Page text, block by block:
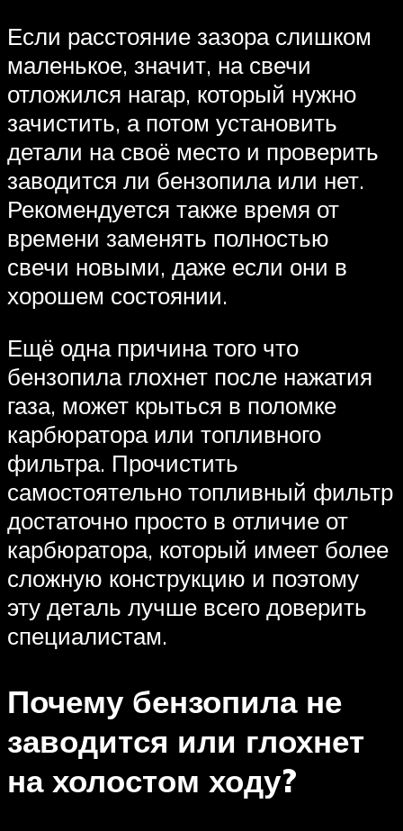
Если расстояние зазора слишком
маленькое, значит, на свечи
отложился нагар, который нужно
зачистить, а потом установить
детали на своё место и проверить
заводится ли бензопила или нет.
Рекомендуется также время от
времени заменять полностью
свечи новыми, даже если они в
хорошем состоянии.
Ещё одна причина того что
бензопила глохнет после нажатия
газа, может крыться в поломке
карбюратора или топливного
фильтра. Прочистить
самостоятельно топливный фильтр
достаточно просто в отличие от
карбюратора, который имеет более
сложную конструкцию и поэтому
эту деталь лучше всего доверить
специалистам.
Почему бензопила не
заводится или глохнет
на холостом ходу?